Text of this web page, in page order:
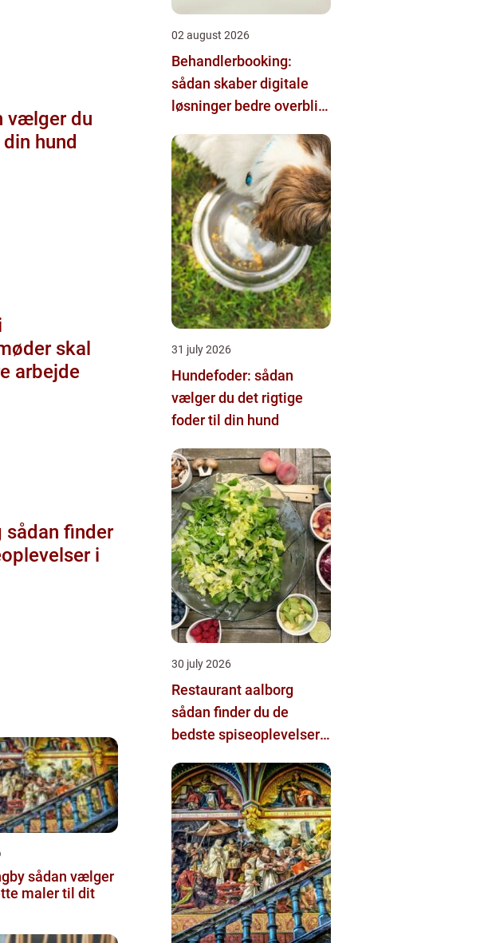
vælger du
hund
skal
arbejde
i
vælger
maler til dit
02 august 2026
Behandlerbooking:
sådan skaber digitale
løsninger bedre overblik
31 july 2026
Hundefoder: sådan
vælger du det rigtige
foder til din hund
30 july 2026
Restaurant aalborg
sådan finder du de
bedste spiseoplevelser i